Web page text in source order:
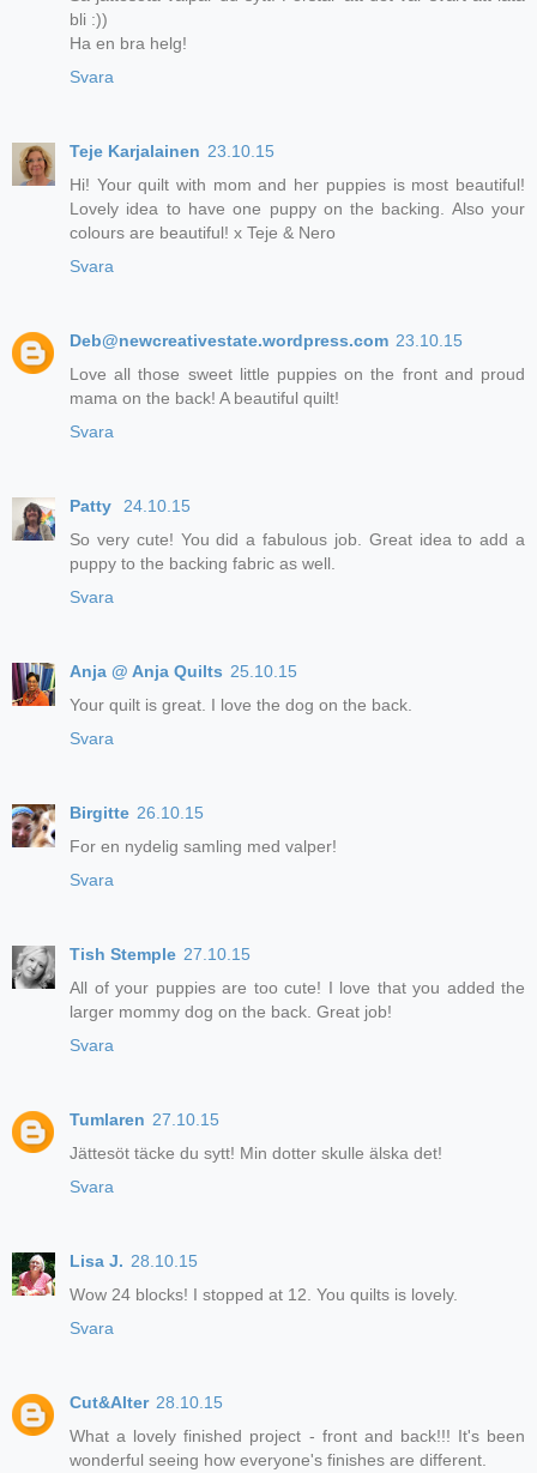
bli :))
Ha en bra helg!
Svara
Teje Karjalainen 23.10.15
Hi! Your quilt with mom and her puppies is most beautiful!
Lovely idea to have one puppy on the backing. Also your
colours are beautiful! x Teje & Nero
Svara
Deb@newcreativestate.wordpress.com 23.10.15
Love all those sweet little puppies on the front and proud
mama on the back! A beautiful quilt!
Svara
Patty
24.10.15
So very cute! You did a fabulous job. Great idea to add a
puppy to the backing fabric as well.
Svara
Anja @ Anja Quilts 25.10.15
Your quilt is great. I love the dog on the back.
Svara
Birgitte 26.10.15
For en nydelig samling med valper!
Svara
Tish Stemple 27.10.15
All of your puppies are too cute! I love that you added the
larger mommy dog on the back. Great job!
Svara
Tumlaren 27.10.15
Jättesöt täcke du sytt! Min dotter skulle älska det!
Svara
Lisa J. 28.10.15
Wow 24 blocks! I stopped at 12. You quilts is lovely.
Svara
Cut&Alter 28.10.15
What a lovely finished project - front and back!!! It's been
wonderful seeing how everyone's finishes are different.